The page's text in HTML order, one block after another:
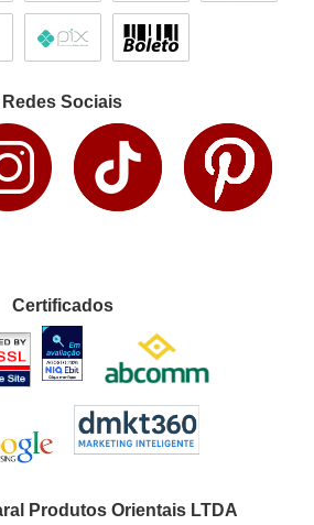
Redes Sociais
Certificados
Produtos Orientais LTDA